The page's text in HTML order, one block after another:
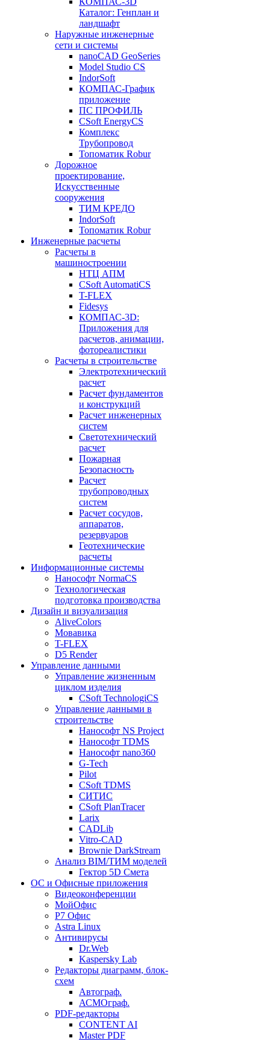
Каталог: Генплан и
ландшафт
Наружные инженерные
сети и системы
nanoCAD GeoSeries
Model Studio CS
IndorSoft
КОМПАС-График
приложение
ПС ПРОФИЛЬ
CSoft EnergyCS
Комплекс
Трубопровод
Топоматик Robur
Дорожное
проектирование,
Искусственные
сооружения
ТИМ КРЕДО
IndorSoft
Топоматик Robur
Инженерные расчеты
Расчеты в
машиностроении
НТЦ АПМ
CSoft AutomatiCS
T-FLEX
Fidesys
КОМПАС-3D:
Приложения для
расчетов, анимации,
фотореалистики
Расчеты в строительстве
Электротехнический
расчет
Расчет фундаментов
и конструкций
Расчет инженерных
систем
Светотехнический
расчет
Пожарная
Безопасность
Расчет
трубопроводных
систем
Расчет сосудов,
аппаратов,
резервуаров
Геотехнические
расчеты
Информационные системы
Нанософт NormaCS
Технологическая
подготовка производства
Дизайн и визуализация
AliveColors
Мовавика
T-FLEX
D5 Render
Управление данными
Управление жизненным
циклом изделия
CSoft TechnologiCS
Управление данными в
строительстве
Нанософт NS Project
Нанософт TDMS
Нанософт nano360
G-Tech
Pilot
CSoft TDMS
СИТИС
CSoft PlanTracer
Larix
CADLib
Vitro-CAD
Brownie DarkStream
Анализ BIM/ТИМ моделей
Гектор 5D Смета
ОС и Офисные приложения
Видеоконференции
МойОфис
P7 Офис
Astra Linux
Антивирусы
Dr.Web
Kaspersky Lab
Редакторы диаграмм, блок-
схем
Автограф.
АСМОграф.
PDF-редакторы
CONTENT AI
Master PDF